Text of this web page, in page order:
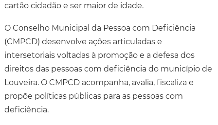
cartão cidadão e ser maior de idade.
O Conselho Municipal da Pessoa com Deficiência
(CMPCD) desenvolve ações articuladas e
intersetoriais voltadas à promoção e a defesa dos
direitos das pessoas com deficiência do município de
Louveira. O CMPCD acompanha, avalia, fiscaliza e
propõe políticas públicas para as pessoas com
deficiência.